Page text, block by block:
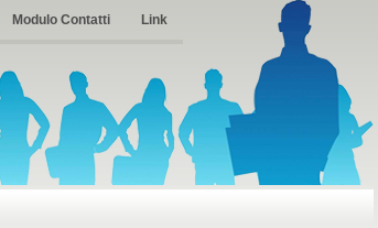
Modulo Contatti Link